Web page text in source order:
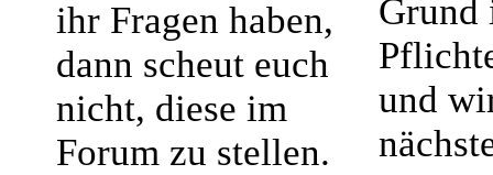
ihr Fragen haben,
dann scheut euch
nicht, diese im
Forum zu stellen.
Grund
und